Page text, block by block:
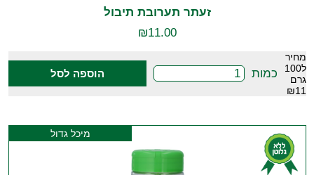
זעתר תערובת תיבול
₪11.00
מחיר
ל100
גרם
₪11
כמות הוספה לסל
מיכל גדול